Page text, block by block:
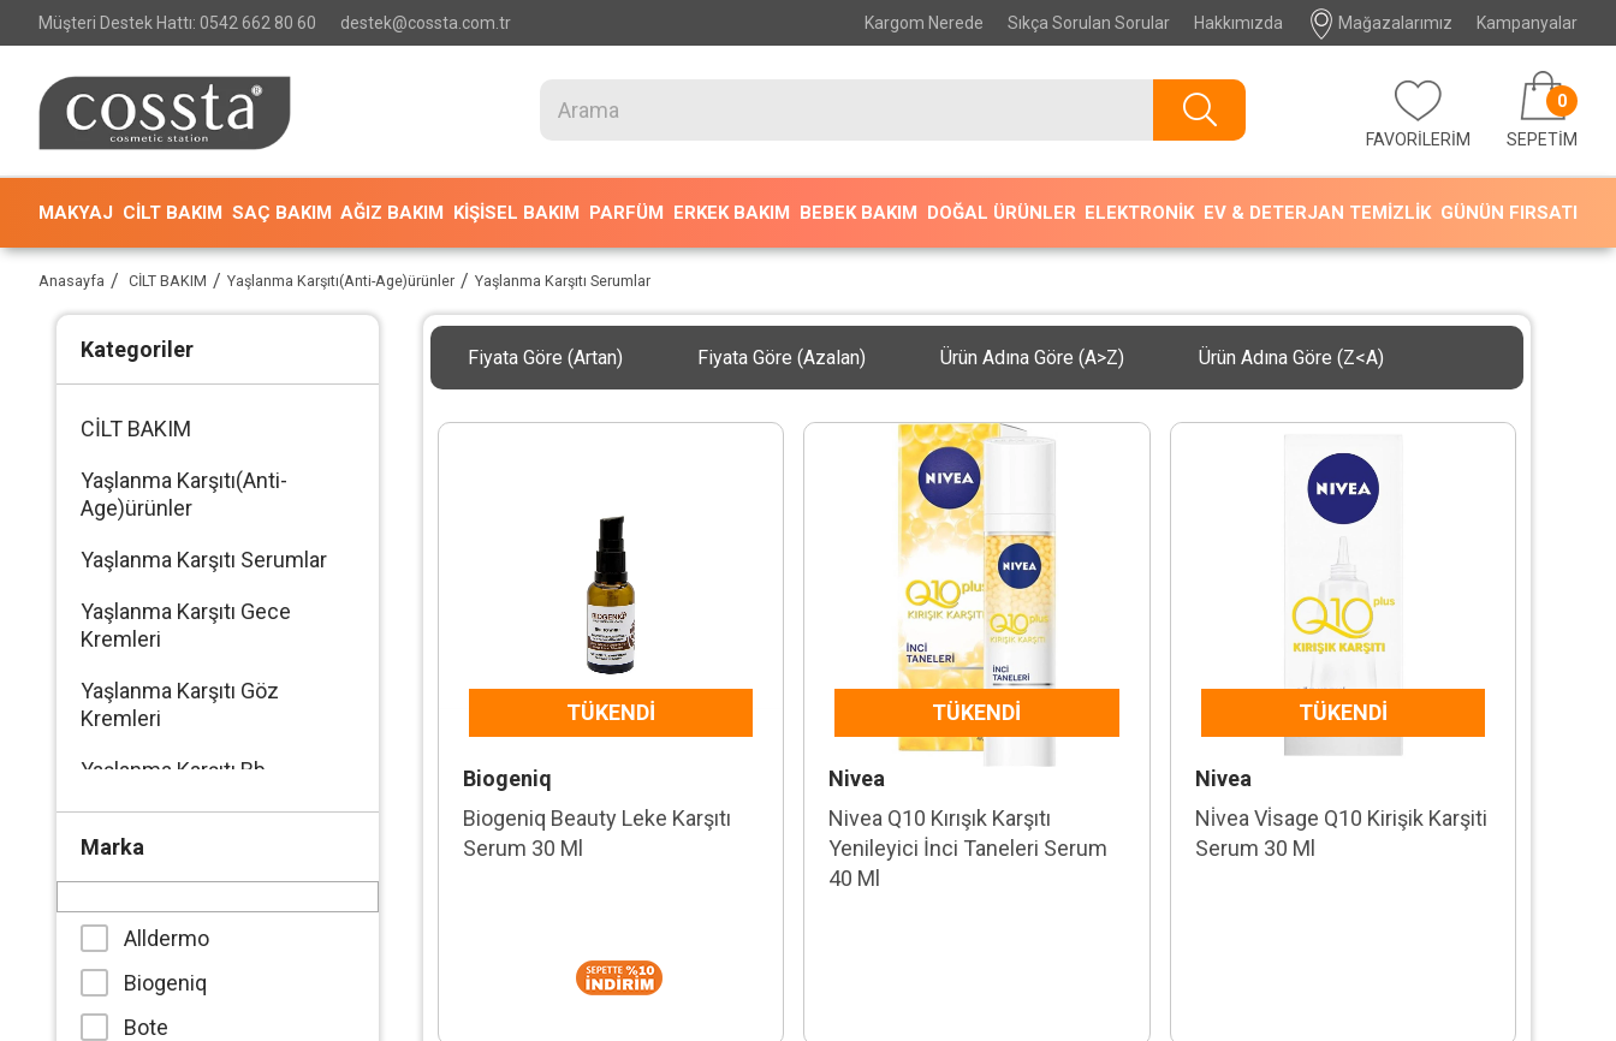
Müşteri Destek Hattı: 0542 662 80 60 destek@cossta.com.tr Kargom Nerede Sıkça Sorulan Sorular Hakkımızda Mağazalarımız Kampanyalar
SEPETIM
0
FAVORİLERİM
MAKYAJ CİLT BAKIM SAÇ BAKIM AĞIZ BAKIM KİŞİSEL BAKIM PARFÜM ERKEK BAKIM BEBEK BAKIM DOĞAL ÜRÜNLER ELEKTRONİK EV & DETERJAN TEMİZLİK GÜNÜN FIRSATI
Anasayfa CİLT BAKIM Yaşlanma Karşıtı(Anti-Age)ürünler Yaşlanma Karşıtı Serumlar
Kategoriler
CİLT BAKIM
Yaşlanma Karşıtı(Anti-
Age)ürünler
Yaşlanma Karşıtı Serumlar
Yaşlanma Karşıtı Gece
Kremleri
Yaşlanma Karşıtı Göz
Kremleri
Yaşlanma Karşıtı Bb
Yaşlanma Karşıtı Gündüz
Kremler
Marka
Alldermo
Biogeniq
Bote
Fiyata Göre (Artan) Fiyata Göre (Azalan) Ürün Adına Göre (A>Z) Ürün Adına Göre (Z<A)
TÜKENDI
Biogeniq
Biogeniq Beauty Leke Karşıtı
Serum 30 Ml
TÜKENDI
Nivea
Nivea Q10 Kırışık Karşıtı
Yenileyici İnci Taneleri Serum
40 Ml
TÜKENDI
Nivea
Ni̇vea Vi̇sage Q10 Kirişik Karşiti
Serum 30 Ml